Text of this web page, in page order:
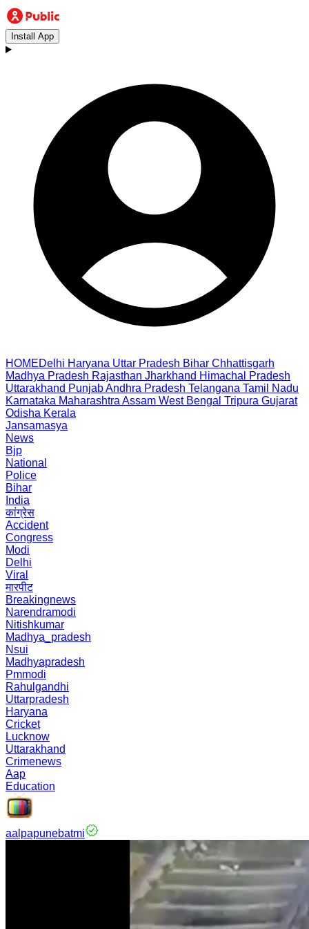
Install App
HOMEDelhi Haryana Uttar Pradesh Bihar Chhattisgarh
Madhya Pradesh Rajasthan Jharkhand Himachal Pradesh
Uttarakhand PunjabAndhra Pradesh Telangana Tamil Nadu
Karnataka Maharashtra Assam West Bengal Tripura Gujarat
Odisha Kerala
Jansamasya
News
Bjp
National
Police
Bihar
India
कांग्रेस
Accident
Congress
Modi
Delhi
Viral
मारपीट
Breakingnews
Narendramodi
Nitishkumar
Madhya_pradesh
Nsui
Madhyapradesh
Pmmodi
Rahulgandhi
Uttarpradesh
Haryana
Cricket
Lucknow
Uttarakhand
Crimenews
Aap
Education
aalpapunebatmi